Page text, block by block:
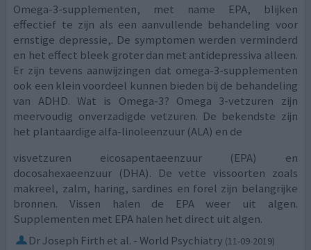
Omega-3-supplementen, met name EPA, blijken
effectief te zijn als een aanvullende behandeling voor
ernstige depressie,. De symptomen werden verminderd
en het effect bleek groter dan met antidepressiva alleen.
Er zijn tevens aanwijzingen dat omega-3-supplementen
ook een klein voordeel kunnen bieden bij de behandeling
van ADHD. Wat is Omega-3? Omega 3-vetzuren zijn
meervoudig onverzadigde vetzuren. De bekendste zijn
het plantaardige alfa-linoleenzuur (ALA) en de
visvetzuren eicosapentaeenzuur (EPA) en
docosahexaeenzuur (DHA). De vette vissoorten zoals
makreel, zalm, haring, sardines en forel zijn belangrijke
bronnen. Vissen halen de EPA weer uit algen.
Supplementen met EPA halen het direct uit algen.
Dr Joseph Firth et al. - World Psychiatry (11-09-2019)